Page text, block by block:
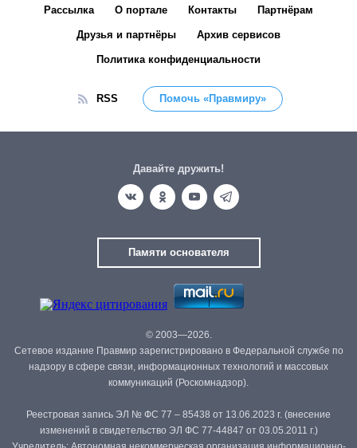
Рассылка О портале Контакты Партнёрам
Друзья и партнёры Архив сервисов
Политика конфиденциальности
RSS Помочь «Правмиру»
Давайте дружить!
Памяти основателя
© 2003—2026.
Сетевое издание Правмир зарегистрировано в Федеральной службе по
надзору в сфере связи, информационных технологий и массовых
коммуникаций (Роскомнадзор).
Реестровая запись ЭЛ № ФС 77 – 85438 от 13.06.2023 г. (внесение
изменений в свидетельство ЭЛ ФС 77-44847 от 03.05.2011 г.)